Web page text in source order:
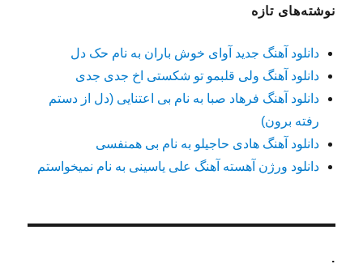
نوشته‌های تازه
دانلود آهنگ جدید آوای خوش باران به نام حک دل
دانلود آهنگ ولی قلبمو تو شکستی اخ جدی جدی
دانلود آهنگ فرهاد صبا به نام بی اعتنایی (دل از دستم
رفته برون)
دانلود آهنگ هادی حاجیلو به نام بی همنفسی
دانلود ورژن آهسته آهنگ علی یاسینی به نام نمیخواستم
.